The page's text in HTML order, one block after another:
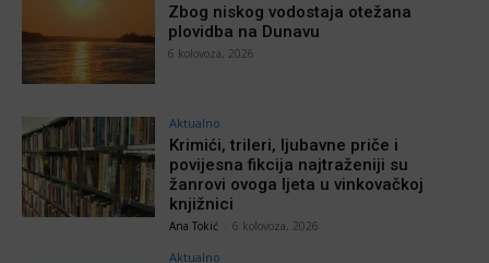
Zbog niskog vodostaja otežana
plovidba na Dunavu
6 kolovoza, 2026
Aktualno
Krimići, trileri, ljubavne priče i
povijesna fikcija najtraženiji su
žanrovi ovoga ljeta u vinkovačkoj
knjižnici
Ana Tokić 6 kolovoza, 2026
Aktualno